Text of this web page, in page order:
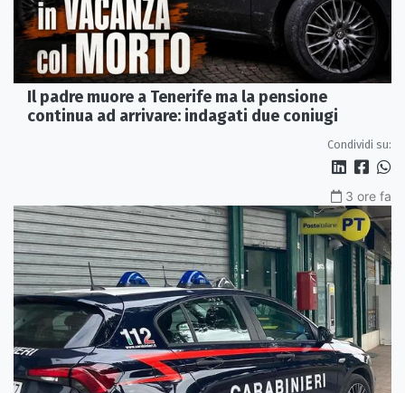
Il padre muore a Tenerife ma la pensione
continua ad arrivare: indagati due coniugi
Condividi su:
3 ore fa